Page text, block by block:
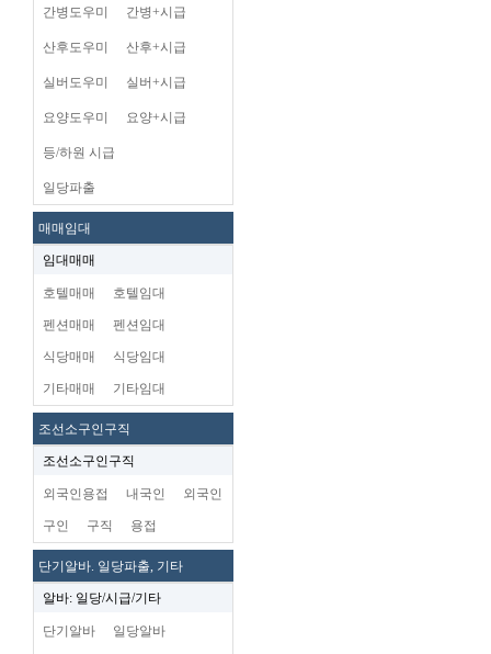
간병도우미 간병+시급
산후도우미 산후+시급
실버도우미 실버+시급
요양도우미 요양+시급
등/하원 시급
일당파출
매매임대
임대매매
호텔매매 호텔임대
펜션매매 펜션임대
식당매매 식당임대
기타매매 기타임대
조선소구인구직
조선소구인구직
외국인용접 내국인 외국인
구인 구직 용접
단기알바. 일당파출, 기타
알바: 일당/시급/기타
단기알바 일당알바